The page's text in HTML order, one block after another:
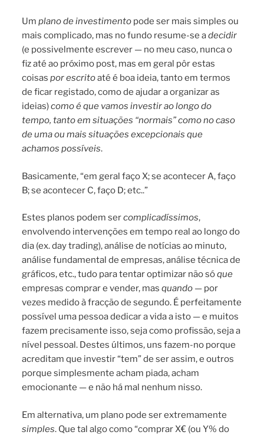
Umplano de investimento pode ser mais simples ou
mais complicado, mas no fundo resume-se adecidir
(e possivelmente escrever — no meu caso, nunca o
fiz até ao próximo post, mas em geral pôr estas
coisaspor escritoaté é boa ideia, tanto em termos
de ficar registado, como de ajudar a organizar as
ideias)como é que vamos investir ao longo do
tempo, tanto em situações “normais” como no caso
de uma ou mais situações excepcionais que
achamos possíveis.
Basicamente, “em geral faço X; se acontecer A, faço
B; se acontecer C, faço D; etc..”
Estes planos podem sercomplicadíssimos,
envolvendo intervenções em tempo real ao longo do
dia (ex. day trading), análise de notícias ao minuto,
análise fundamental de empresas, análise técnica de
gráficos, etc., tudo para tentar optimizar não sóque
empresas comprar e vender, masquando — por
vezes medido à fracção de segundo. É perfeitamente
possível uma pessoa dedicar a vida a isto — e muitos
fazem precisamente isso, seja como profissão, seja a
nível pessoal. Destes últimos, uns fazem-no porque
acreditam que investir “tem” de ser assim, e outros
porque simplesmente acham piada, acham
emocionante — e não há mal nenhum nisso.
Em alternativa, um plano pode ser extremamente
simples. Que tal algo como “comprar X€ (ou Y% do